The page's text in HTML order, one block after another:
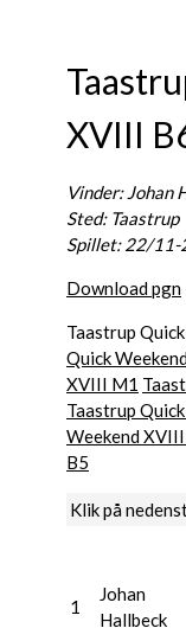
XVIII
Vinder: Johan
Sted: Taastrup
Spillet: 22/
Download pgn
Taastrup
Quick
XVIII M1
Taastrup
Weekend
B5
Klik på
1
Johan
Hallbeck